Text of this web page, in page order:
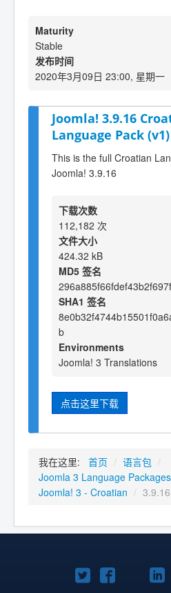
Maturity
Stable
发布时间
2020年3月09日 23:00, 星期一
Joomla! 3.9.16
Language Pack (v1)
This is the full Croatian
Joomla! 3.9.16
下载次数
112,182 次
文件大小
424.32 kB
MD5 签名
SHA1 签名
b
Environments
Joomla! 3 Translations
点击这里下载
我在这里: 首页 / 语言包 /
Joomla 3 Language Packages
Joomla! 3 - Croatian /
TwitterFacebook